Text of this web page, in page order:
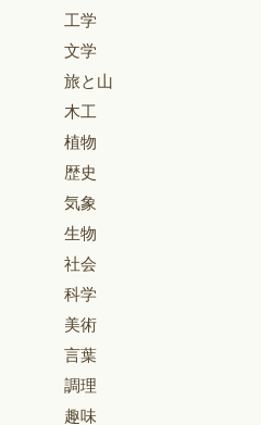
工学
文学
旅と山
木工
植物
歴史
気象
生物
社会
科学
美術
言葉
調理
趣味